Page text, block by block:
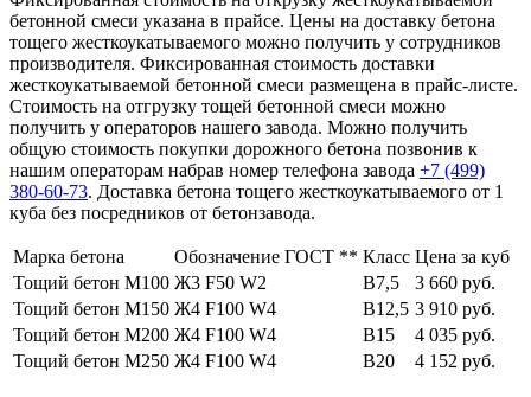
бетонной смеси указана в прайсе. Цены на доставку бетона
тощего жесткоукатываемого можно получить у сотрудников
производителя. Фиксированная стоимость доставки
жесткоукатываемой бетонной смеси размещена в прайс-листе.
Стоимость на отгрузку тощей бетонной смеси можно
получить у операторов нашего завода. Можно получить
общую стоимость покупки дорожного бетона позвонив к
нашим операторам набрав номер телефона завода +7 (499)
380-60-73. Доставка бетона тощего жесткоукатываемого от 1
куба без посредников от бетонзавода.
Марка бетона Обозначение ГОСТ ** Класс Цена за куб
Тощий бетон М100 Ж3 F50 W2 В7,5
3 660 руб.
Тощий бетон М150 Ж4 F100 W4 В12,5 3 910 руб.
Тощий бетон М200 Ж4 F100 W4 В15
4 035 руб.
Тощий бетон М250 Ж4 F100 W4 В20 4 152 руб.